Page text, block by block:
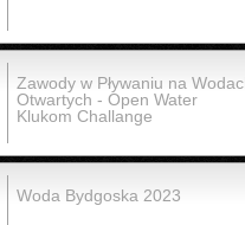
Zawody w Pływaniu na
Otwartych - Open Water
Klukom Challange
Woda Bydgoska 2023